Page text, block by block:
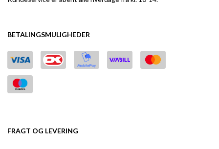
BETALINGSMULIGHEDER
FRAGT OG LEVERING